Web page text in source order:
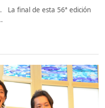
La final de esta 56ª edición